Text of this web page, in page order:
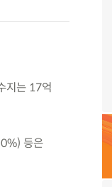
지는 17억
등은